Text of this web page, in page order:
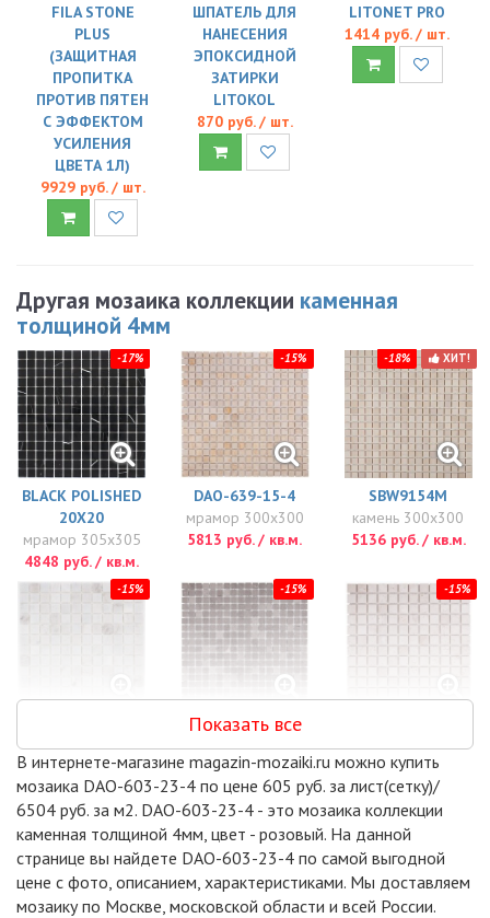
FILA STONE
PLUS
(ЗАЩИТНАЯ
ПРОПИТКА
ПРОТИВ ПЯТЕН
С ЭФФЕКТОМ
УСИЛЕНИЯ
ЦВЕТА 1Л)
9929 руб. / шт.
ШПАТЕЛЬ ДЛЯ
НАНЕСЕНИЯ
ЭПОКСИДНОЙ
ЗАТИРКИ
LITOKOL
870 руб. / шт.
LITONET PRO
1414 руб. / шт.
Другая мозаика коллекции каменная
толщиной 4мм
-17%
BLACK POLISHED
20Х20
мрамор 305x305
4848 руб. / кв.м.
-15%
DAO-639-15-4
мрамор 300x300
5813 руб. / кв.м.
-18% ХИТ!
SBW9154M
камень 300x300
5136 руб. / кв.м.
-15%
мрамор 300x300
5882 руб. / кв.м.
-15%
DAO-606-15-4
мрамор 300x300
5951 руб. / кв.м.
-15%
300x300
5951 руб. / кв.м.
-15%
Показать все
В интернете-магазине magazin-mozaiki.ru можно купить
мозаика DAO-603-23-4 по цене 605 руб. за лист(сетку)/
6504 руб. за м2. DAO-603-23-4 - это мозаика коллекции
каменная толщиной 4мм, цвет - розовый. На данной
странице вы найдете DAO-603-23-4 по самой выгодной
цене с фото, описанием, характеристиками. Мы доставляем
мозаику по Москве, московской области и всей России.